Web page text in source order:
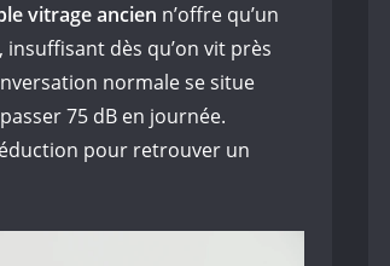
vitrage ancien n’offre qu’un
insuffisant dès qu’on vit près
normale se situe
75 dB en journée.
pour retrouver un